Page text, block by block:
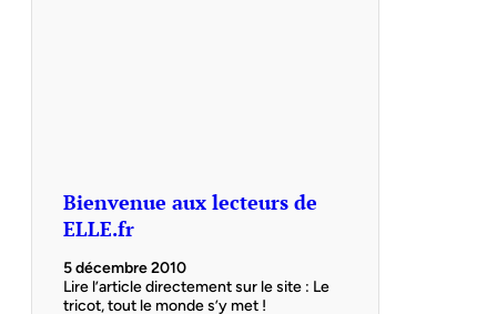
Bienvenue aux lecteurs de
ELLE.fr
5 décembre 2010
Lire l’article directement sur le site : Le
tricot, tout le monde s’y met !